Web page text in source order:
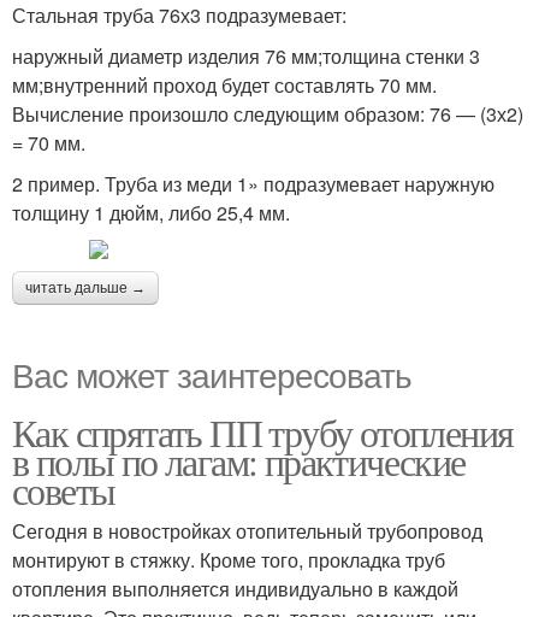
Стальная труба 76х3 подразумевает:
наружный диаметр изделия 76 мм;толщина стенки 3
мм;внутренний проход будет составлять 70 мм.
Вычисление произошло следующим образом: 76 — (3х2)
= 70 мм.
2 пример. Труба из меди 1» подразумевает наружную
толщину 1 дюйм, либо 25,4 мм.
читать дальше →
Вас может заинтересовать
Как спрятать ПП трубу отопления
в полы по лагам: практические
советы
Сегодня в новостройках отопительный трубопровод
монтируют в стяжку. Кроме того, прокладка труб
отопления выполняется индивидуально в каждой